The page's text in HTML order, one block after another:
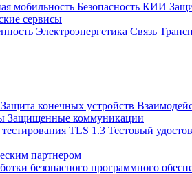
мобильность Безопасность КИИ
сервисы
Электроэнергетика Связь
Защита конечных устройств
Защищенные коммуникации
TLS 1.3 Тестовый
партнером
безопасного программного